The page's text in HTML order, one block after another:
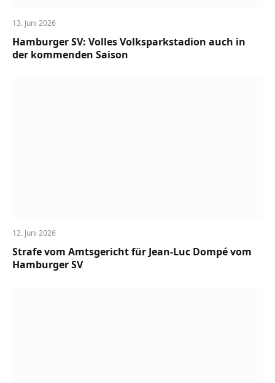
13. Juni 2026
Hamburger SV: Volles Volksparkstadion auch in
der kommenden Saison
12. Juni 2026
Strafe vom Amtsgericht für Jean-Luc Dompé vom
Hamburger SV